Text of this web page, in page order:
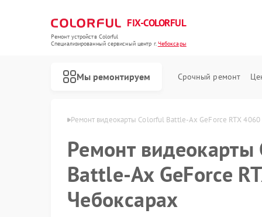
FIX-COLORFUL
Ремонт устройств Colorful
Специализированный cервисный центр г.Чебоксары
Мы ремонтируем Срочный ремонт
Ремонт видеокарты Colorful Battle-Ax GeForce RTX 4060
Ремонт
Battle-Ax GeForce
Чебоксарах